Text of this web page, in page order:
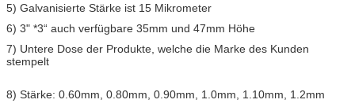
5) Galvanisierte Stärke ist 15 Mikrometer
6) 3" *3“ auch verfügbare 35mm und 47mm Höhe
7) Untere Dose der Produkte, welche die Marke des Kunden
stempelt
8) Stärke: 0.60mm, 0.80mm, 0.90mm, 1.0mm, 1.10mm, 1.2mm